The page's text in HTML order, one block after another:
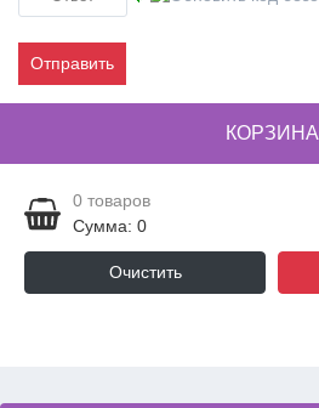
Отправить
КОРЗИНА
0 товаров
Сумма: 0
Очистить